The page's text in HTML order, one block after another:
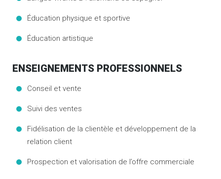
Éducation physique et sportive
Éducation artistique
ENSEIGNEMENTS PROFESSIONNELS
Conseil et vente
Suivi des ventes
Fidélisation de la clientèle et développement de la
relation client
Prospection et valorisation de l’offre commerciale